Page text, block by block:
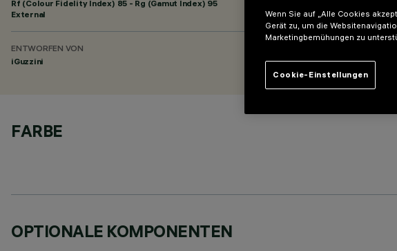
Rf (Colour Fidelity Index) 85 - Rg (Gamut Index) 95
External
ENTWORFEN VON
iGuzzini
FARBE
OPTIONALE KOMPONENTEN
Wenn Sie auf „Alle Cookies
Gerät zu, um die
Marketingbemühungen zu
Cookie-Einstellungen